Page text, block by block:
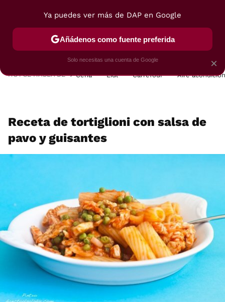
POSTRES VIAJES SELECCIÓN VEGUI
HOY SE HABLA DE Cena Lidl Carrefour Aire
Receta de tortiglioni con salsa de
pavo y guisantes
×
Ya puedes ver más de DAP en Google
Añádenos como fuente preferida
Solo necesitas una cuenta de Google